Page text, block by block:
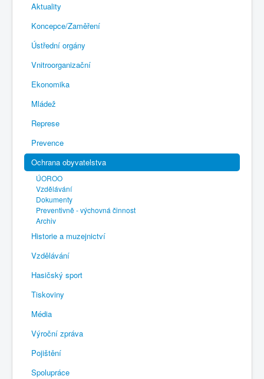
Plán činnosti 2026
Kalendář akcí
Výhody pro členy
Portál REDENOX
Aktuality
Koncepce/Zaměření
Ústřední orgány
Vnitroorganizační
Ekonomika
Mládež
Represe
Prevence
Ochrana obyvatelstva
ÚOROO
Vzdělávání
Dokumenty
Preventivně - výchovná činnost
Archiv
Historie a muzejnictví
Vzdělávání
Hasičský sport
Tiskoviny
Média
Výroční zpráva
Pojištění
Spolupráce